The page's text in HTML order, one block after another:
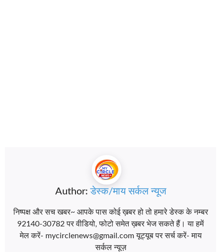
Author:डेस्क/माय सर्कल न्यूज
निष्पक्ष और सच खबर~ आपके पास कोई ख़बर हो तो हमारे डेस्क के नम्बर
92140-30782 पर वीडियो, फोटो समेत ख़बर भेज सकते हैं। या हमें
मेल करें- mycirclenews@gmail.com यूट्यूब पर सर्च करें- माय
सर्कल न्यूज़